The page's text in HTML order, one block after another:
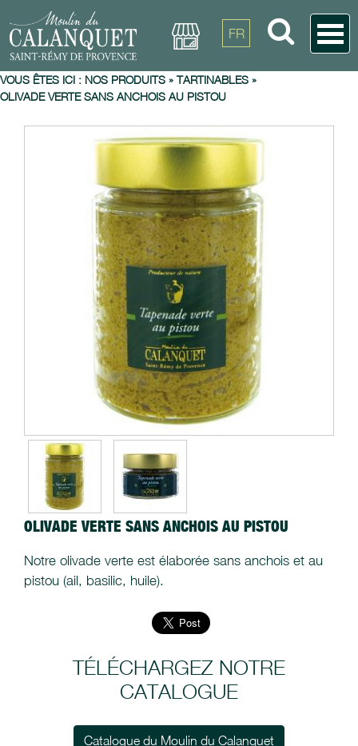
FR
VOUS ÊTES ICI : NOS PRODUITS » TARTINABLES »
OLIVADE VERTE SANS ANCHOIS AU PISTOU
OLIVADE VERTE SANS ANCHOIS AU PISTOU
Notre olivade verte est élaborée sans anchois et au
pistou (ail, basilic, huile).
TÉLÉCHARGEZ NOTRE
CATALOGUE
Catalogue du Moulin du Calanquet